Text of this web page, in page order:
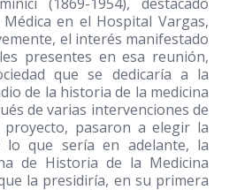
en el Hospital Vargas,
el interés manifestado
presentes en esa reunión,
que se dedicaría a la
de la historia de la medicina
de varias intervenciones de
pasaron a elegir la
lo que sería en adelante, la
de Historia de la Medicina
la presidiría, en su primera